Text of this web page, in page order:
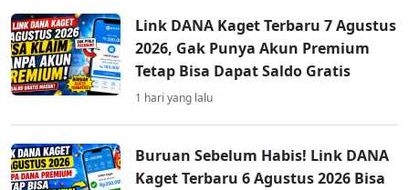
Link DANA Kaget Terbaru 7 Agustus
2026, Gak Punya Akun Premium
Tetap Bisa Dapat Saldo Gratis
1 hari yang lalu
Buruan Sebelum Habis! Link DANA
Kaget Terbaru 6 Agustus 2026 Bisa